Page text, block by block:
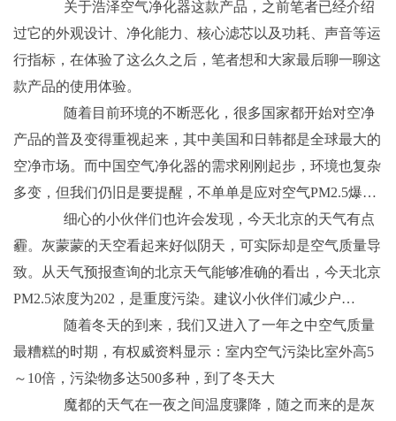
关于浩泽空气净化器这款产品，之前笔者已经介绍
过它的外观设计、净化能力、核心滤芯以及功耗、声音等运
行指标，在体验了这么久之后，笔者想和大家最后聊一聊这
款产品的使用体验。
随着目前环境的不断恶化，很多国家都开始对空净
产品的普及变得重视起来，其中美国和日韩都是全球最大的
空净市场。而中国空气净化器的需求刚刚起步，环境也复杂
多变，但我们仍旧是要提醒，不单单是应对空气PM2.5爆…
细心的小伙伴们也许会发现，今天北京的天气有点
霾。灰蒙蒙的天空看起来好似阴天，可实际却是空气质量导
致。从天气预报查询的北京天气能够准确的看出，今天北京
PM2.5浓度为202，是重度污染。建议小伙伴们减少户…
随着冬天的到来，我们又进入了一年之中空气质量
最糟糕的时期，有权威资料显示：室内空气污染比室外高5
～10倍，污染物多达500多种，到了冬天大
魔都的天气在一夜之间温度骤降，随之而来的是灰